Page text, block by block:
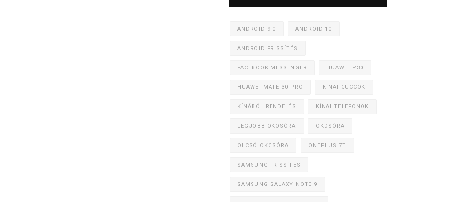
ANDROID 9.0 ANDROID 10
ANDROID FRISSÍTÉS
FACEBOOK MESSENGER HUAWEI P30
HUAWEI MATE 30 PRO KÍNAI CUCCOK
KÍNÁBÓL RENDELÉS KÍNAI TELEFONOK
LEGJOBB OKOSÓRA OKOSÓRA
OLCSÓ OKOSÓRA ONEPLUS 7T
SAMSUNG FRISSÍTÉS
SAMSUNG GALAXY NOTE 9